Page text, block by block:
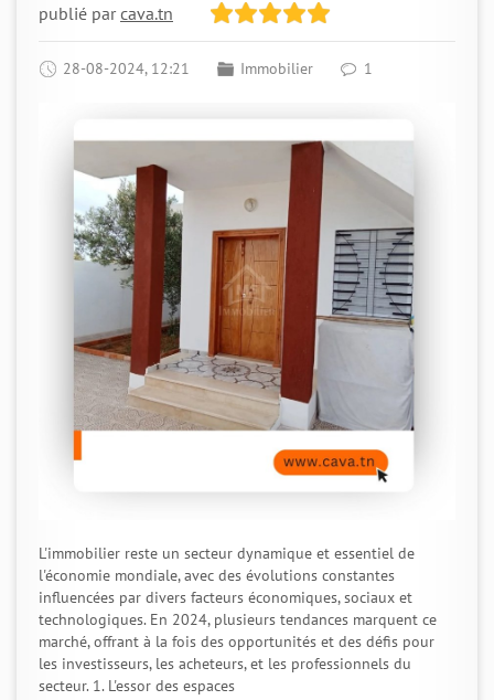
publié parcava.tn
28-08-2024, 12:21 Immobilier 1
L'immobilier reste un secteur dynamique et essentiel de
l'économie mondiale, avec des évolutions constantes
influencées par divers facteurs économiques, sociaux et
technologiques. En 2024, plusieurs tendances marquent ce
marché, offrant à la fois des opportunités et des défis pour
les investisseurs, les acheteurs, et les professionnels du
secteur. 1. L'essor des espaces